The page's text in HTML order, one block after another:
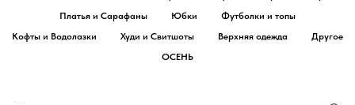
Платья и Сарафаны
Юбки
Футболки и топы
Кофты и Водолазки
Худи и Свитшоты Верхняя одежда
Другое
ОСЕНЬ